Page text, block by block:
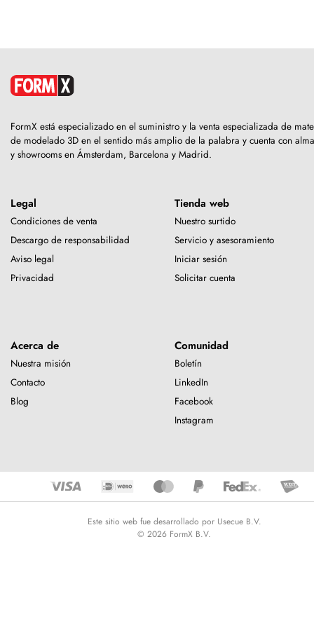
FormX está especializado en el suministro y la venta especializada de
de modelado 3D en el sentido más amplio de la palabra y cuenta con
y showrooms en Ámsterdam, Barcelona y Madrid.
Legal
Condiciones de venta
Descargo de responsabilidad
Aviso legal
Privacidad
Tienda web
Nuestro surtido
Servicio y asesoramiento
Iniciar sesión
Solicitar cuenta
Acerca de
Nuestra misión
Contacto
Blog
Comunidad
Boletín
LinkedIn
Facebook
Instagram
Este sitio web fue desarrollado por Usecue B.V.
© 2026 FormX B.V.